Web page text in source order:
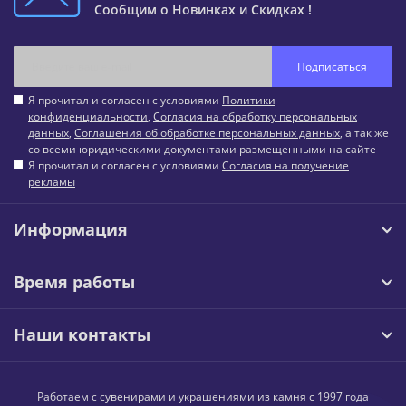
Сообщим о Новинках и Скидках !
Подписаться
Я прочитал и согласен с условиями Политики
конфиденциальности, Согласия на обработку персональных
данных, Соглашения об обработке персональных данных, а так же
со всеми юридическими документами размещенными на сайте
Я прочитал и согласен с условиями Согласия на получение
рекламы
Информация
Время работы
Наши контакты
Работаем с сувенирами и украшениями из камня с 1997 года